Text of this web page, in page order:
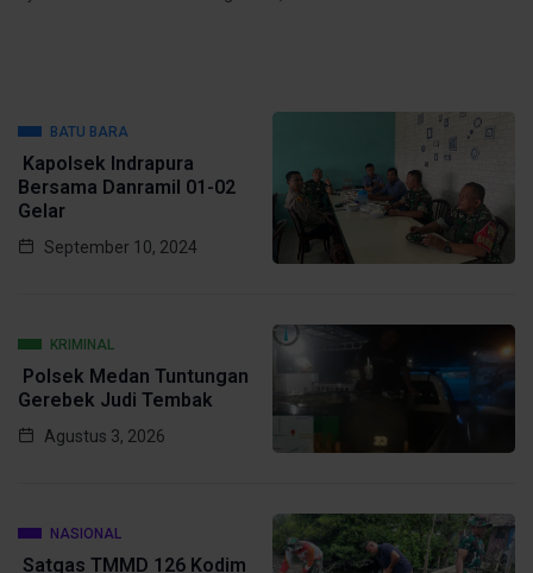
BATU BARA
Kapolsek Indrapura
Bersama Danramil 01-02
Gelar
September 10, 2024
KRIMINAL
Polsek Medan Tuntungan
Gerebek Judi Tembak
Agustus 3, 2026
NASIONAL
Satgas TMMD 126 Kodim